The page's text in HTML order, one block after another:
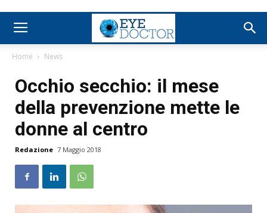
Home News
Occhio secchio: il mese
della prevenzione mette le
donne al centro
Redazione 7 Maggio 2018